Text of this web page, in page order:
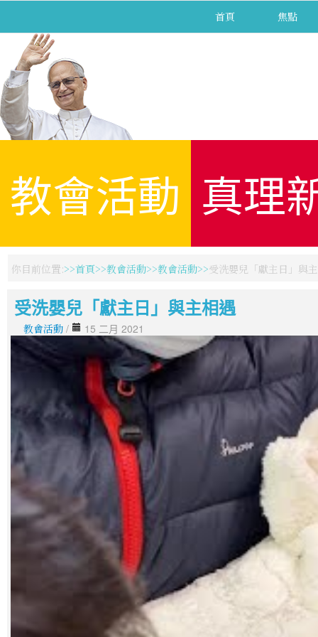
首頁 焦點
教會活動 真理
你目前位置: 首頁 教會活動 教會活動 受洗嬰兒「獻主日」與
受洗嬰兒「獻主日」與主相遇
教會活動 / 15 二月 2021